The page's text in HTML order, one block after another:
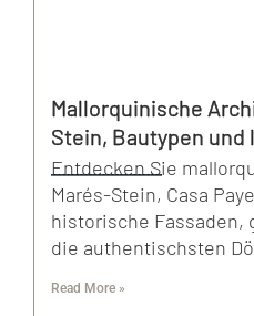
Mallorquinische
Stein, Bautypen und
Entdecken Sie
Marés-Stein, Casa
historische Fassaden,
die authentischsten
Read More »